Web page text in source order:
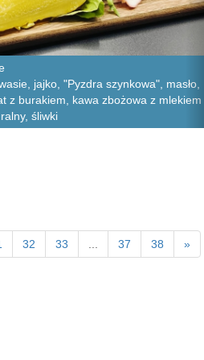
jajko, "Pyzdra szynkowa", masło,
z burakiem, kawa zbożowa z mlekiem
śliwki
32 33 ... 37 38 »